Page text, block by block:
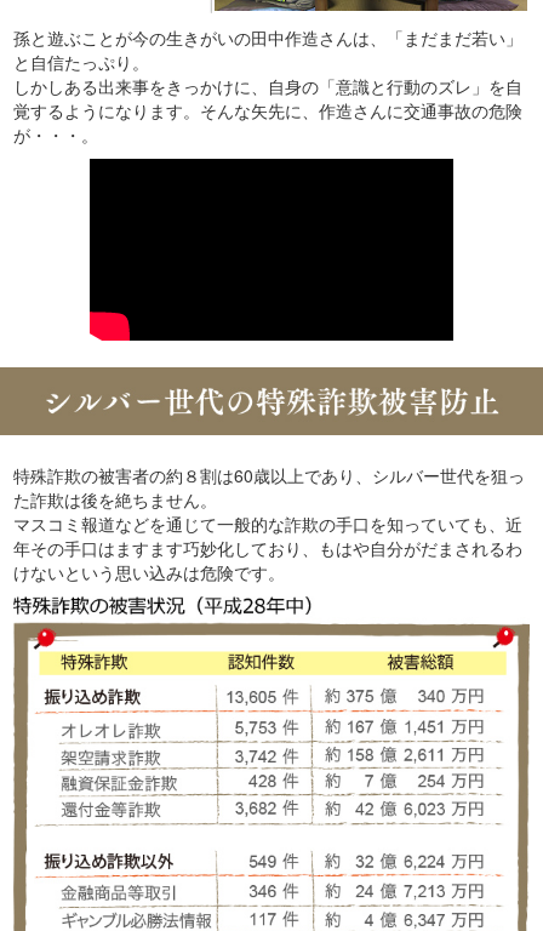
孫と遊ぶことが今の生きがいの田中作造さんは、「まだまだ若い」
と自信たっぷり。
しかしある出来事をきっかけに、自身の「意識と行動のズレ」を自
覚するようになります。そんな矢先に、作造さんに交通事故の危険
が・・・。
特殊詐欺の被害者の約８割は60歳以上であり、シルバー世代を狙っ
た詐欺は後を絶ちません。
マスコミ報道などを通じて一般的な詐欺の手口を知っていても、近
年その手口はますます巧妙化しており、もはや自分がだまされるわ
けないという思い込みは危険です。